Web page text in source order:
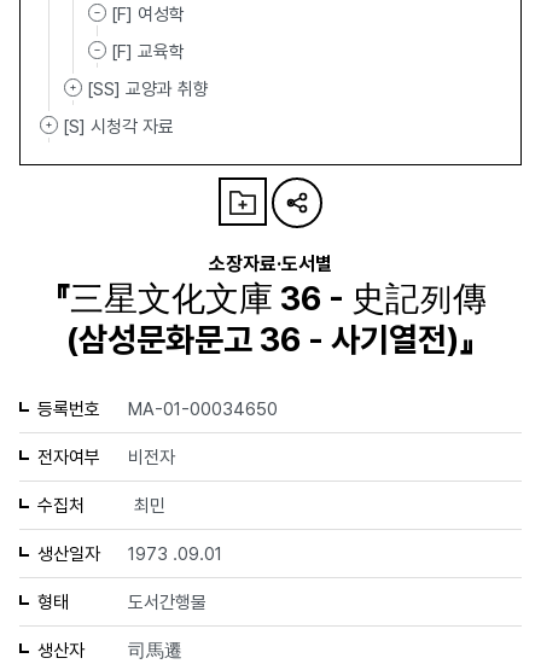
[F] 여성학
[F] 교육학
[SS] 교양과 취향
[S] 시청각 자료
소장자료·도서별
『三星文化文庫 36 - 史記列傳
(삼성문화문고 36 - 사기열전)』
등록번호 MA-01-00034650
전자여부 비전자
수집처 최민
생산일자 1973 .09.01
형태 도서간행물
생산자 司馬遷